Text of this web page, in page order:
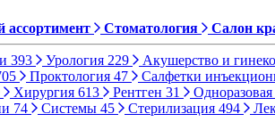
ассортимент Стоматология Салон
393 Урология 229 Акушерство и
Проктология 47 Салфетки
Хирургия 613 Рентген 31
74 Системы 45 Стерилизация 494